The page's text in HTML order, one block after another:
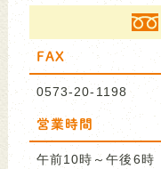
FAX
0573-20-1198
営業時間
午前10時～午後6時